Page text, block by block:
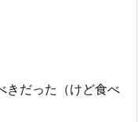
きだった（けど食べ